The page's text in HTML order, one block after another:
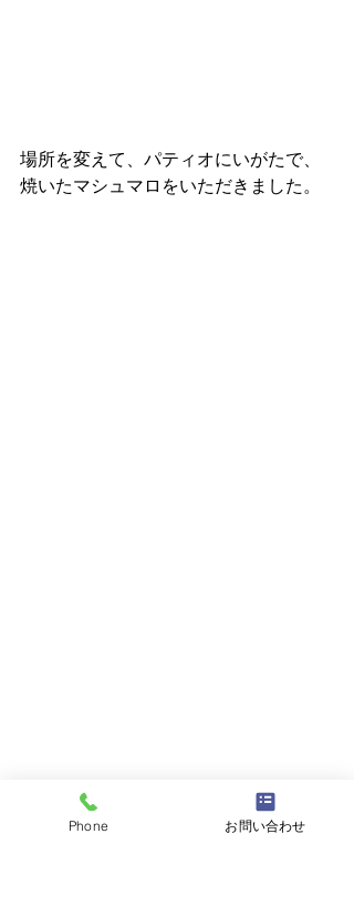
場所を変えて、パティオにいがたで、
焼いたマシュマロをいただきました。
Phone お問い合わせ